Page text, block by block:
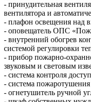
- принудительная
вентилятора и
- плафон освещения над
- оповещатель ОПС
- внутренний обогрев
системой регулировки
- прибор пожарно-
звуковым и световым
- система контроля
- система
- огнетушитель ручной